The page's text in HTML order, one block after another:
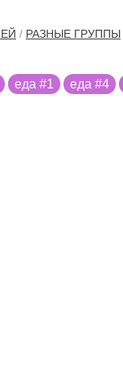
/ РАЗНЫЕ ГРУППЫ
еда #1 еда #4